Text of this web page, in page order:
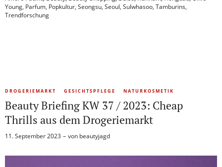
Young, Parfum, Popkultur, Seongsu, Seoul, Sulwhasoo, Tamburins,
Trendforschung
DROGERIEMARKT GESICHTSPFLEGE NATURKOSMETIK
Beauty Briefing KW 37 / 2023: Cheap
Thrills aus dem Drogeriemarkt
11. September 2023 von beautyjagd